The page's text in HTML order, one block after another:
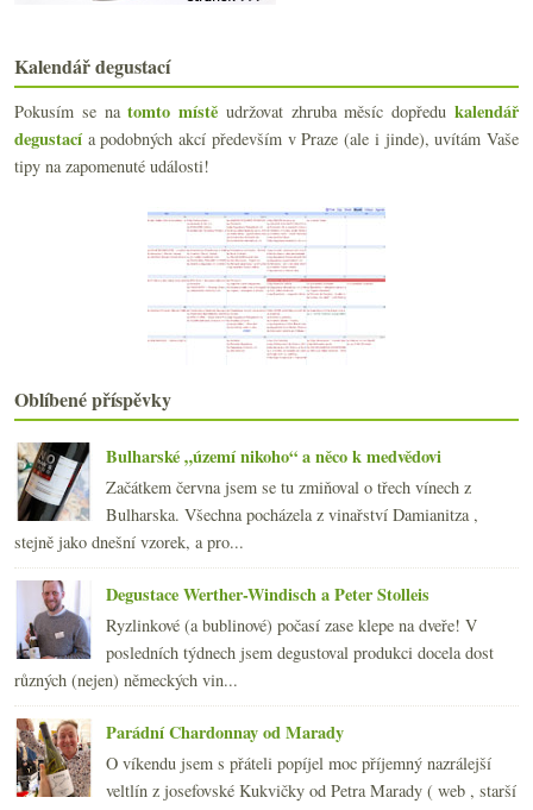
Vinná a blogovací předsevzetí
St. Jost Riesling ve třech ročnících
Efektní hříšný život a dvě růžovky z Modrých hor
Meunier a specialita od Champagne José Michel
Večeře pro jednoho, alsaské šampaňské a levnější c...
►2016(250)
►2015(251)
►2014(254)
►2013(249)
► 2012(254)
►2011(252)
►2010(249)
2009 (249)
►2008(270)
►2007(108)
Kalendář degustací
Pokusím se natomto místě udržovat zhruba měsíc dopředukalendář
degustacía podobných akcí především v Praze (ale i jinde), uvítám Vaše
tipy na zapomenuté události!
Oblíbené příspěvky
Bulharské „území nikoho“ a něco k medvědovi
Začátkem června jsem se tu zmiňoval o třech vínech z
Bulharska. Všechna pocházela z vinařství Damianitza ,
stejně jako dnešní vzorek, a pro...
Degustace Werther-Windisch a Peter Stolleis
Ryzlinkové (a bublinové) počasí zase klepe na dveře! V
posledních týdnech jsem degustoval produkci docela dost
různých (nejen) německých vin...
Parádní Chardonnay od Marady
O víkendu jsem s přáteli popíjel moc příjemný nazrálejší
veltlín z josefovské Kukvičky od Petra Marady ( web , starší